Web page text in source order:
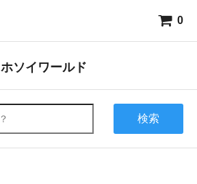
0
ホソイワールド
検索